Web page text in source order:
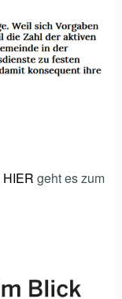
HIER geht es zum